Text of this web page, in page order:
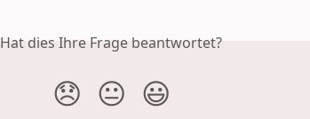
Hat dies Ihre Frage beantwortet?
😞 😐 😃